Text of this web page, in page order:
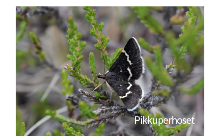
Pikkuperhoset